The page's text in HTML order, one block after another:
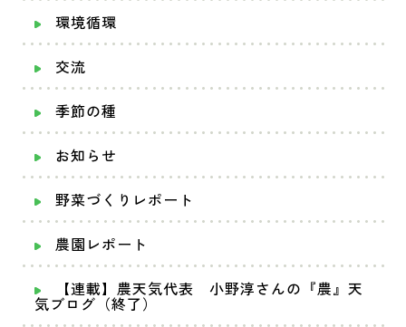
環境循環
交流
季節の種
お知らせ
野菜づくりレポート
農園レポート
【連載】農天気代表 小野淳さんの『農』天
気ブログ（終了）